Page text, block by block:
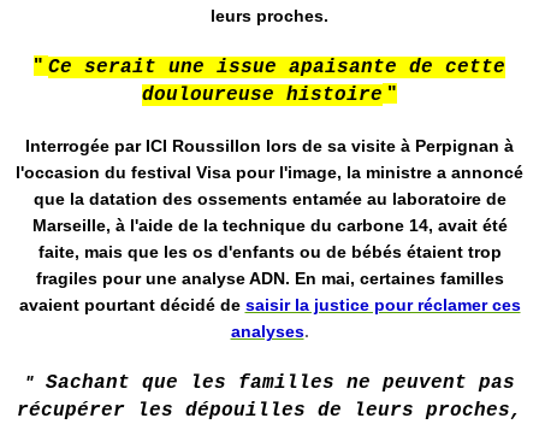
leurs proches.
" Ce serait une issue apaisante de cette
douloureuse histoire "
Interrogée par ICI Roussillon lors de sa visite à Perpignan à
l'occasion du festival Visa pour l'image, la ministre a annoncé
que la datation des ossements entamée au laboratoire de
Marseille, à l'aide de la technique du carbone 14, avait été
faite, mais que les os d'enfants ou de bébés étaient trop
fragiles pour une analyse ADN. En mai, certaines familles
avaient pourtant décidé de saisir la justice pour réclamer ces
analyses.
"Sachant que les familles ne peuvent pas
récupérer les dépouilles de leurs proches,